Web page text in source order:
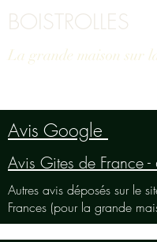
BOISTROLLES
La grande maison sur
Avis Google
Avis Gites de France
Autres avis déposés sur le
Frances (pour la grande